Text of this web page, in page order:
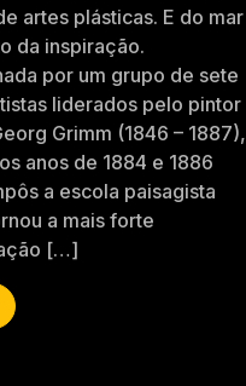
artes plásticas. E do mar
da inspiração.
por um grupo de sete
liderados pelo pintor
Grimm (1846 – 1887),
anos de 1884 e 1886
a escola paisagista
a mais forte
[…]